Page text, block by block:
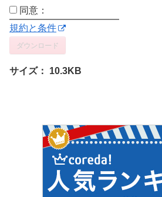
同意：
規約と条件
ダウンロード
サイズ： 10.3KB